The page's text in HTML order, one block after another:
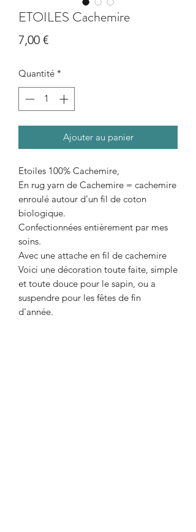
ETOILES Cachemire
7,00 €Prix
Quantité *
Ajouter au panier
Etoiles 100% Cachemire,
En rug yarn de Cachemire = cachemire
enroulé autour d'un fil de coton
biologique.
Confectionnées entièrement par mes
soins.
Avec une attache en fil de cachemire
Voici une décoration toute faite, simple
et toute douce pour le sapin, ou a
suspendre pour les fêtes de fin
d'année.